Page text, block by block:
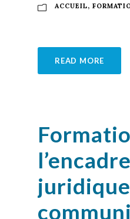
ACCUEIL,
READ MORE